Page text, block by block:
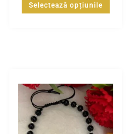
Selectează opțiunile